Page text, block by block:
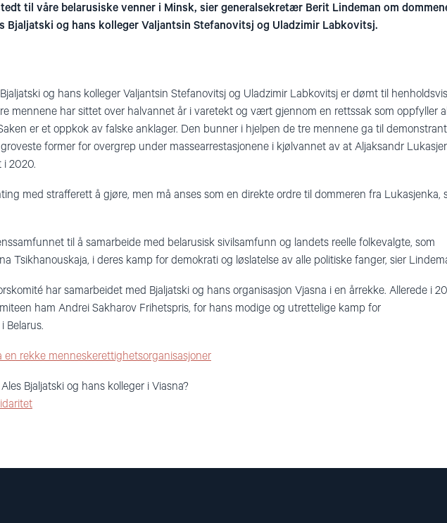
til våre belarusiske venner i Minsk, sier generalsekretær Berit Lindeman om
Bjaljatski og hans kolleger Valjantsin Stefanovitsj og Uladzimir Labkovitsj.
og hans kolleger Valjantsin Stefanovitsj og Uladzimir Labkovitsj er dømt til
mennene har sittet over halvannet år i varetekt og vært gjennom en rettssak som oppfyller
er et oppkok av falske anklager. Den bunner i hjelpen de tre mennene ga til
former for overgrep under massearrestasjonene i kjølvannet av at Aljaksandr
i 2020.
med strafferett å gjøre, men må anses som en direkte ordre til dommeren fra Lukasjenka,
til å samarbeide med belarusisk sivilsamfunn og landets reelle folkevalgte, som
Tsikhanouskaja, i deres kamp for demokrati og løslatelse av alle politiske fanger, sier
har samarbeidet med Bjaljatski og hans organisasjon Vjasna i en årrekke. Allerede i
ham Andrei Sakharov Frihetspris, for hans modige og utrettelige kamp for
Belarus.
en rekke menneskerettighetsorganisasjoner
Bjaljatski og hans kolleger i Viasna?